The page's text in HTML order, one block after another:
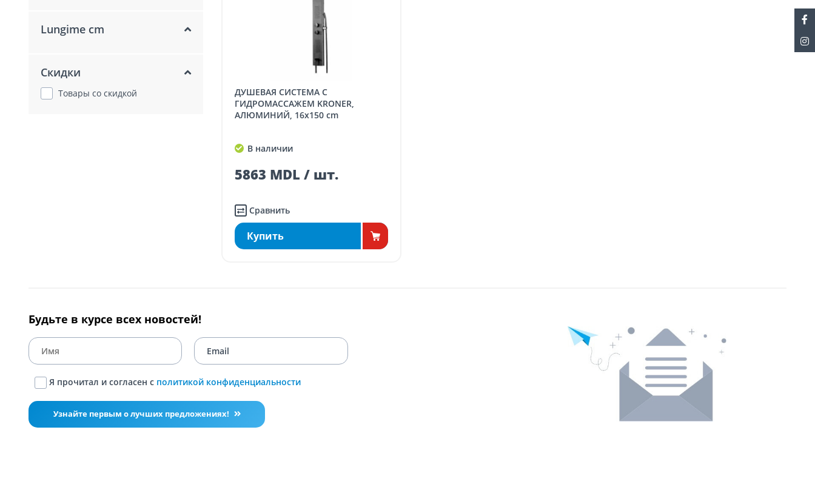
Lungime cm
Скидки
Товары со скидкой
ДУШЕВАЯ СИСТЕМА С
ГИДРОМАССАЖЕМ KRONER,
АЛЮМИНИЙ, 16x150 cm
В наличии
5863 MDL / шт.
Сравнить
Купить
Будьте в курсе всех новостей!
Я прочитал и согласен с политикой конфиденциальности
Узнайте первым о лучших предложениях!